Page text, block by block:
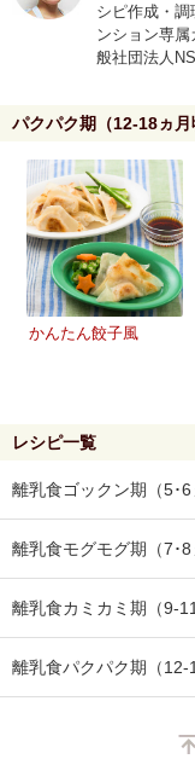
シピ作成・
ンション専
般社団法人
パクパク期（12-18ヵ
かんたん餃子風
レシピ一覧
離乳食ゴックン期（5･6
離乳食モグモグ期（7･8
離乳食カミカミ期（9-
離乳食パクパク期（12-